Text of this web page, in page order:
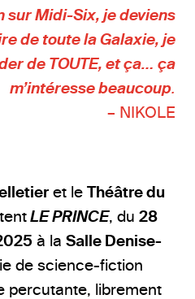
sur Midi-Six, je deviens
de toute la Galaxie, je
de TOUTE, et ça… ça
m’intéresse beaucoup.
– NIKOLE
et le Théâtre du
LE PRINCE, du 28
à la Salle Denise-
de science-fiction
percutante, librement